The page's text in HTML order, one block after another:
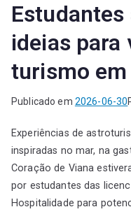
ideias para
turismo em
Publicado em 2026-06-30
Experiências de
inspiradas no mar, na
Coração de Viana
por estudantes das
Hospitalidade para